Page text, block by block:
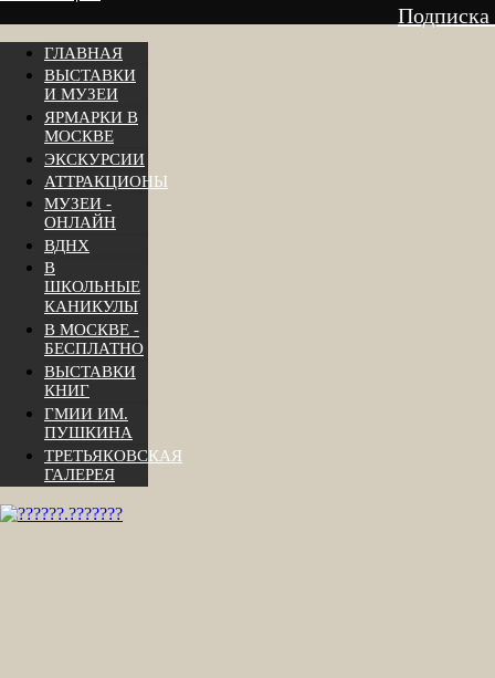
Подписка
ГЛАВНАЯ
ВЫСТАВКИ
И МУЗЕИ
ЯРМАРКИ В
МОСКВЕ
ЭКСКУРСИИ
АТТРАКЦИОНЫ
МУЗЕИ -
ОНЛАЙН
ВДНХ
В
ШКОЛЬНЫЕ
КАНИКУЛЫ
В МОСКВЕ -
БЕСПЛАТНО
ВЫСТАВКИ
КНИГ
ГМИИ ИМ.
ПУШКИНА
ТРЕТЬЯКОВСКАЯ
ГАЛЕРЕЯ